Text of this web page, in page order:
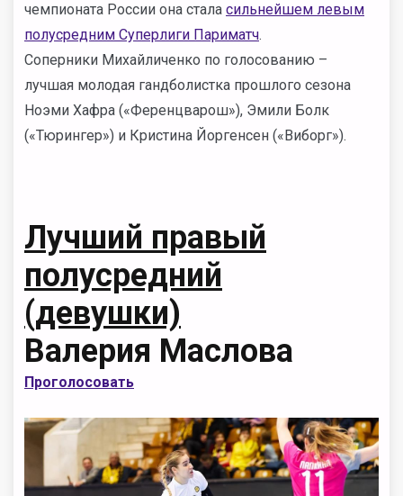
чемпионата России она стала сильнейшем левым
полусредним Суперлиги Париматч.
Соперники Михайличенко по голосованию –
лучшая молодая гандболистка прошлого сезона
Ноэми Хафра («Ференцварош»), Эмили Болк
(«Тюрингер») и Кристина Йоргенсен («Виборг»).
Лучший правый
полусредний
(девушки)
Валерия Маслова
Проголосовать